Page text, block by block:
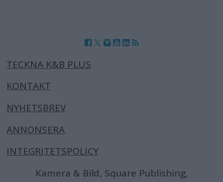
TECKNA K&B PLUS
KONTAKT
NYHETSBREV
ANNONSERA
INTEGRITETSPOLICY
Kamera & Bild, Square Publishing,